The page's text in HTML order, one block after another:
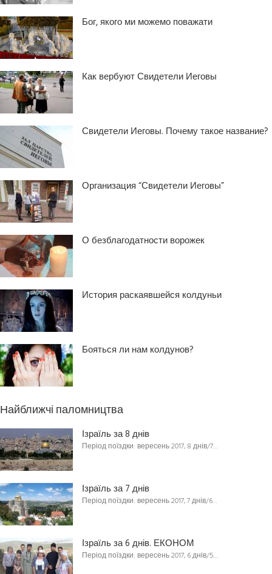
Бог, якого ми можемо поважати
Как вербуют Свидетели Иеговы
Свидетели Иеговы. Почему такое название?
Организация “Свидетели Иеговы”
О безблагодатности ворожек
История раскаявшейся колдуньи
Бояться ли нам колдунов?
Найближчі паломництва
Ізраїль за 8 днів
Період поїздки: вересень 2017, 8 днів/7…
Ізраїль за 7 днів
Період поїздки: вересень 2017, 7 днів/6…
Ізраїль за 6 днів. ЕКОНОМ
Період поїздки: вересень 2017, 6 днів/5…